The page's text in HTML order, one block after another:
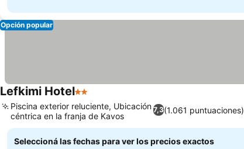
Opción popular
Lefkimi Hotel2 Estrellas
7,3(1.061 puntuaciones)
Piscina exterior reluciente, Ubicación
céntrica en la franja de Kavos
Seleccioná las fechas para ver los precios exactos